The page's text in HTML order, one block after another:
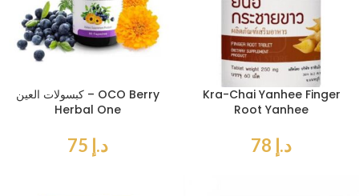
كبسولات العين – OCO Berry
Herbal One
د.إ
Kra-Chai Yanhee Finger
Root Yanhee
د.إ